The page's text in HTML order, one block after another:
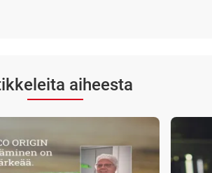
aiheesta